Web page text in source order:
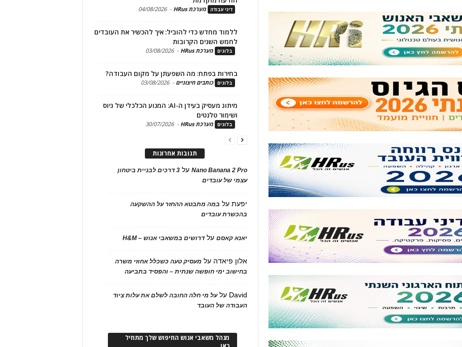
דיני עבודה מערכת HRus -
04/08/2026
ללמוד מחדש כדי להוביל: איך להכשיר את העובדים
לחמש השנים הקרובות
בלוגים מערכת HRus -
03/08/2026
בחירות בפתח: מה השפעתן על מקום העבודה?
בלוגים כותבים חיצוניים -
03/08/2026
מיתוג מעסיק בעידן ה-AI: המנוע הכלכלי של גיוס
ושימור טלנטים
בלוגים מערכת HRus -
30/07/2026
תגובות אחרונות
Nano Banana 2 Proעל 3 דרכים לבניית ביטחון
עצמי של עובדים
יפעתעל במה מתבטא ההחזר על ההשקעה
בהכשרת עובדים
יאנא קאסםעלדרושים במשאבי אנוש – H&M
אלון פיאדה על מעסיק טעה כשכלל אחוזי משרה
בחישוב ימי חופשה שנתית – והפסיד בתביעה
David עלעל מי חלה החובה לשלם את עלות ציוד
העבודה של העובד
מנהל משאבי אנוש החיפוש שלך מתחיל